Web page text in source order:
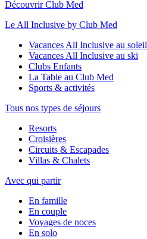
Découvrir Club Med
Le All Inclusive by Club Med
Vacances All Inclusive au soleil
Vacances All Inclusive au ski
Clubs Enfants
La Table au Club Med
Sports & activités
Tous nos types de séjours
Resorts
Croisières
Circuits & Escapades
Villas & Chalets
Avec qui partir
En famille
En couple
Voyages de noces
En solo